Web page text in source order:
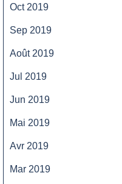
Oct 2019
Sep 2019
Août 2019
Jul 2019
Jun 2019
Mai 2019
Avr 2019
Mar 2019